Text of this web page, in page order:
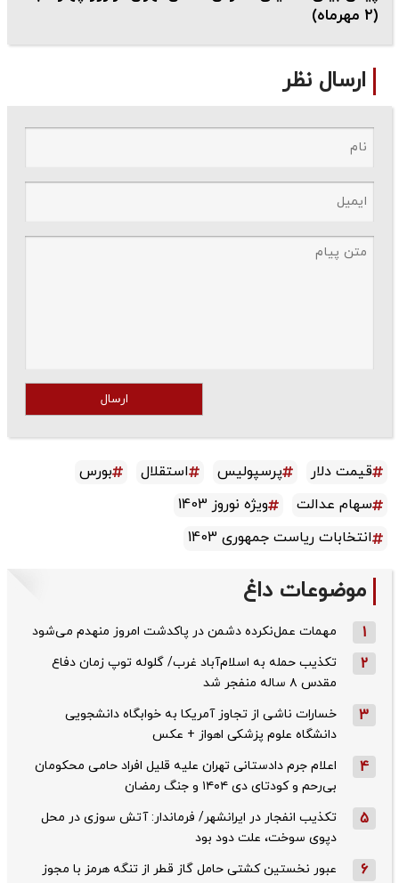
(۲ مهرماه)
ارسال نظر
ارسال
قیمت دلار پرسپولیس استقلال
بورس
سهام عدالت
ویژه نوروز 1403
انتخابات ریاست جمهوری 1403
موضوعات داغ
1 مهمات عمل‌نکرده دشمن در پاکدشت امروز منهدم می‌شود
2
تکذیب حمله به اسلام‌آباد غرب/ گلوله توپ زمان دفاع
مقدس ۸ ساله منفجر شد
3
خسارات ناشی از تجاوز آمریکا به خوابگاه دانشجویی
دانشگاه علوم پزشکی اهواز + عکس
4
اعلام جرم دادستانی تهران علیه قلیل افراد حامی محکومان
بی‌رحم و کودتای دی‌ ۱۴۰۴ و جنگ رمضان
5
تکذیب ‌انفجار در ایرانشهر/ فرماندار: آتش سوزی در محل
دپوی سوخت، علت دود بود
6
عبور نخستین کشتی حامل گاز قطر از تنگه هرمز با مجوز